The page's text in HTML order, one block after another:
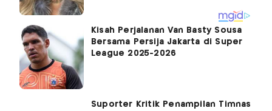
Kisah Perjalanan Van Basty Sousa
Bersama Persija Jakarta di Super
League 2025-2026
Suporter Kritik Penampilan Timnas